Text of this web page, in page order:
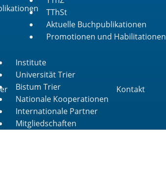
TThSt
Aktuelle Buchpublikationen
Promotionen und Habilitationen
Institute
Universität Trier
Bistum Trier
Nationale Kooperationen
Internationale Partner
Mitgliedschaften
Kontakt